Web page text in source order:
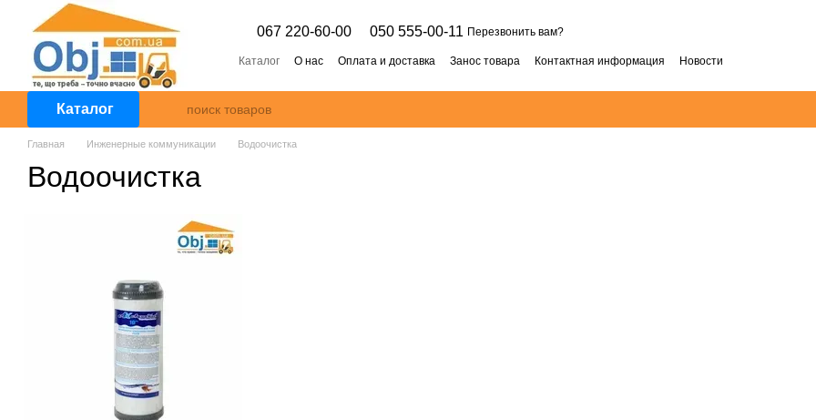
Перейти к основному контенту
067 220-60-00 050 555-00-11 Перезвонить вам?
Каталог О нас Оплата и доставка Занос товара Контактная информация Новости
Каталог
Главная Инженерные коммуникации Водоочистка
Водоочистка